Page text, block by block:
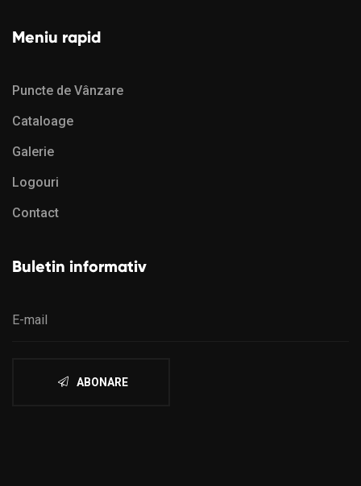
Meniu rapid
Puncte de Vânzare
Cataloage
Galerie
Logouri
Contact
Buletin informativ
ABONARE